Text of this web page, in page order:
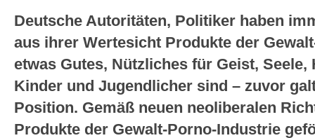
Deutsche Autoritäten, Politiker haben
aus ihrer Wertesicht Produkte der
etwas Gutes, Nützliches für Geist,
Kinder und Jugendlicher sind – zuvor
Position. Gemäß neuen neoliberalen
Produkte der Gewalt-Porno-Industrie